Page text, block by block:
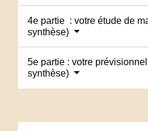
4e partie : votre étude de
synthèse)
5e partie : votre
synthèse)